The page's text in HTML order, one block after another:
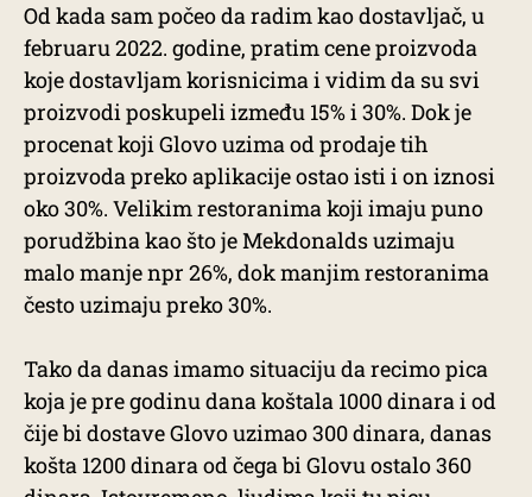
Od kada sam počeo da radim kao dostavljač, u
februaru 2022. godine, pratim cene proizvoda
koje dostavljam korisnicima i vidim da su svi
proizvodi poskupeli između 15% i 30%. Dok je
procenat koji Glovo uzima od prodaje tih
proizvoda preko aplikacije ostao isti i on iznosi
oko 30%. Velikim restoranima koji imaju puno
porudžbina kao što je Mekdonalds uzimaju
malo manje npr 26%, dok manjim restoranima
često uzimaju preko 30%.
Tako da danas imamo situaciju da recimo pica
koja je pre godinu dana koštala 1000 dinara i od
čije bi dostave Glovo uzimao 300 dinara, danas
košta 1200 dinara od čega bi Glovu ostalo 360